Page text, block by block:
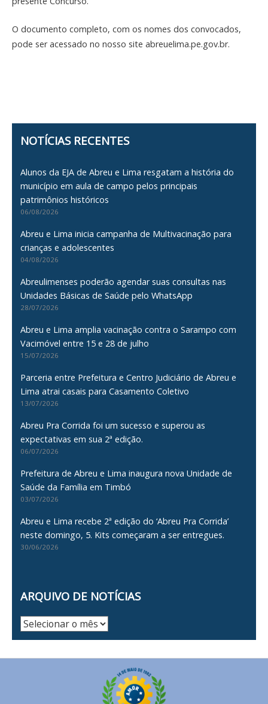
O documento completo, com os nomes dos convocados,
pode ser acessado no nosso site abreuelima.pe.gov.br.
NOTÍCIAS RECENTES
Alunos da EJA de Abreu e Lima resgatam a história do
município em aula de campo pelos principais
patrimônios históricos
06/08/2026
Abreu e Lima inicia campanha de Multivacinação para
crianças e adolescentes
04/08/2026
Abreulimenses poderão agendar suas consultas nas
Unidades Básicas de Saúde pelo WhatsApp
28/07/2026
Abreu e Lima amplia vacinação contra o Sarampo com
Vacimóvel entre 15 e 28 de julho
15/07/2026
Parceria entre Prefeitura e Centro Judiciário de Abreu e
Lima atrai casais para Casamento Coletivo
13/07/2026
Abreu Pra Corrida foi um sucesso e superou as
expectativas em sua 2ª edição.
06/07/2026
Prefeitura de Abreu e Lima inaugura nova Unidade de
Saúde da Família em Timbó
03/07/2026
Abreu e Lima recebe 2ª edição do ‘Abreu Pra Corrida’
neste domingo, 5. Kits começaram a ser entregues.
30/06/2026
ARQUIVO DE NOTÍCIAS
Arquivo